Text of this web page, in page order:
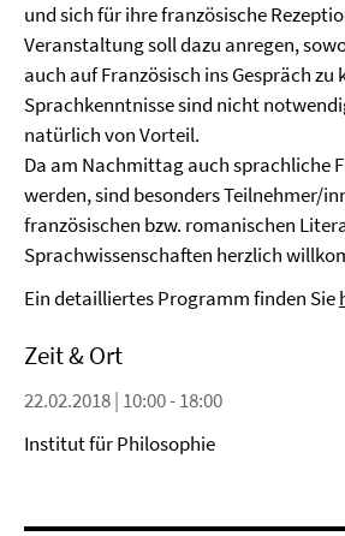
und sich für ihre französische
Veranstaltung soll dazu anregen,
auch auf Französisch ins Gespräch zu
Sprachkenntnisse sind nicht
natürlich von Vorteil.
Da am Nachmittag auch sprachliche
werden, sind besonders Teilnehmer/
französischen bzw. romanischen
Sprachwissenschaften herzlich
Ein detailliertes Programm finden Sie
Zeit & Ort
22.02.2018 | 10:00 - 18:00
Institut für Philosophie